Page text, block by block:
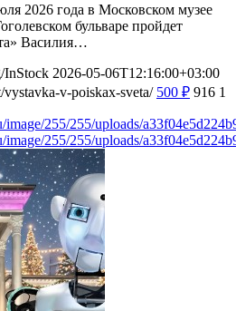
2026 года в Московском музее
бульваре пройдет
Василия…
InStock 2026-05-06T12:16:00+03:00
v-poiskax-sveta/ 500 ₽ 916 1
image/255/255/uploads/
image/255/255/uploads/